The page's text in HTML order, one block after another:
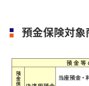
預金保険対象